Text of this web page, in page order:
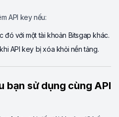
API key nếu:
đó với một tài khoản Bitsgap khác.
API key bị xóa khỏi nền tảng.
bạn sử dụng cùng API